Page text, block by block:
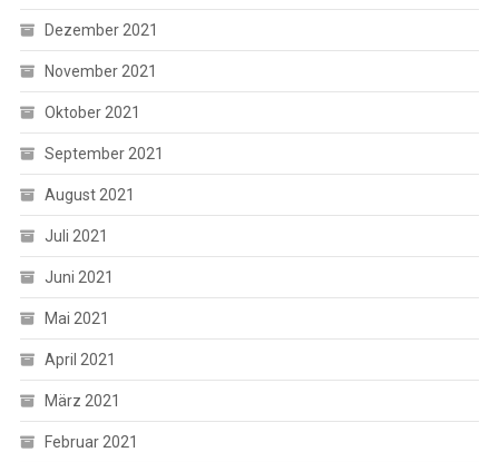
Dezember 2021
November 2021
Oktober 2021
September 2021
August 2021
Juli 2021
Juni 2021
Mai 2021
April 2021
März 2021
Februar 2021